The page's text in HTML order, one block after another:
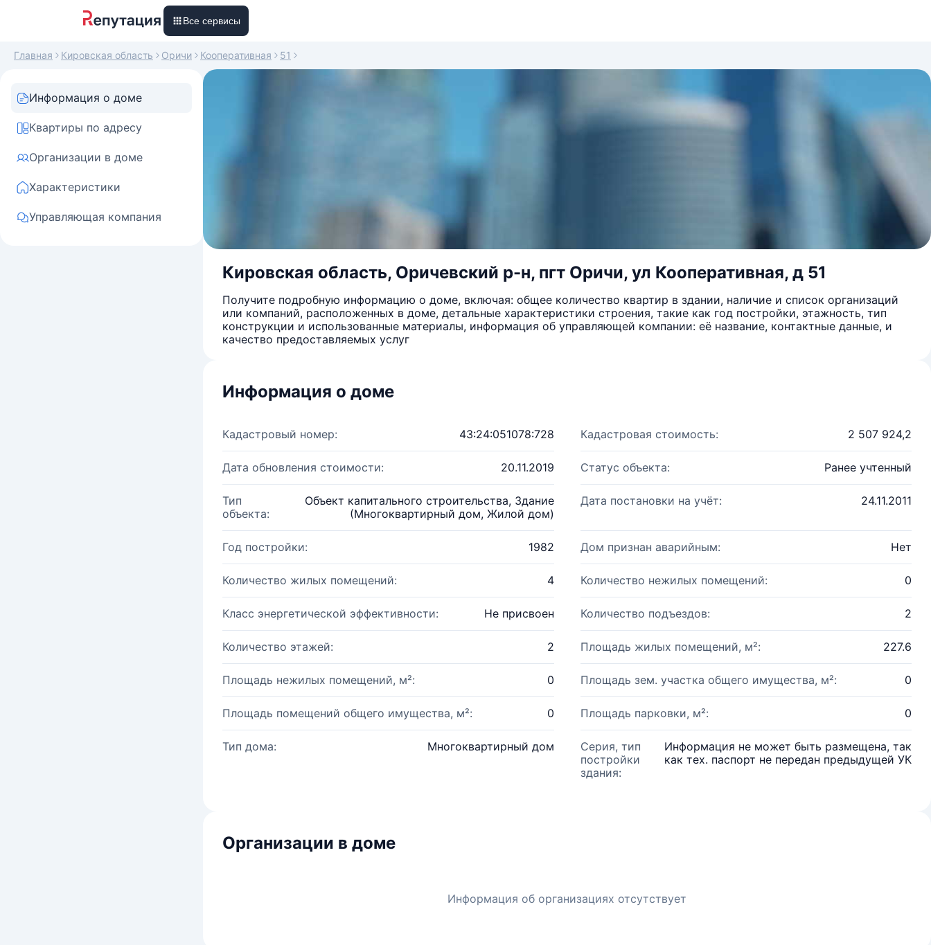
Все сервисы
Главная Кировская область Оричи Кооперативная 51
Информация о доме
Квартиры по адресу
Организации в доме
Характеристики
Управляющая компания
Кировская область, Оричевский р-н, пгт Оричи, ул Кооперативная, д 51
Получите подробную информацию о доме, включая: общее количество квартир в здании, наличие и список организаций
или компаний, расположенных в доме, детальные характеристики строения, такие как год постройки, этажность, тип
конструкции и использованные материалы, информация об управляющей компании: её название, контактные данные, и
качество предоставляемых услуг
Информация о доме
Кадастровый номер: 43:24:051078:728 Кадастровая стоимость: 2 507 924,2
Дата обновления стоимости: 20.11.2019 Статус объекта: Ранее учтенный
Тип
объекта:
Объект капитального строительства, Здание
(Многоквартирный дом, Жилой дом)
Дата постановки на учёт: 24.11.2011
Год постройки: 1982 Дом признан аварийным: Нет
Количество жилых помещений: 4 Количество нежилых помещений: 0
Класс энергетической эффективности: Не присвоен Количество подъездов: 2
Количество этажей: 2 Площадь жилых помещений, м²: 227.6
Площадь нежилых помещений, м²: 0 Площадь зем. участка общего имущества, м²: 0
Площадь помещений общего имущества, м²: 0 Площадь парковки, м²: 0
Тип дома: Многоквартирный дом
Серия, тип
постройки
здания:
Информация не может быть размещена, так
как тех. паспорт не передан предыдущей УК
Организации в доме
Информация об организациях отсутствует